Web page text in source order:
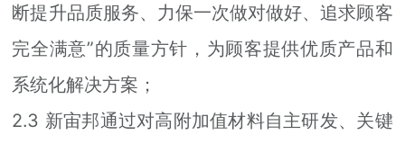
断提升品质服务、力保一次做对做好、追求顾客
完全满意”的质量方针，为顾客提供优质产品和
系统化解决方案；
2.3 新宙邦通过对高附加值材料自主研发、关键